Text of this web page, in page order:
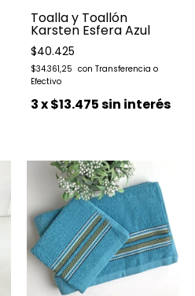
Toalla y Toallón
Karsten Esfera Azul
$40.425
$34.361,25
3x$13.475sin interés